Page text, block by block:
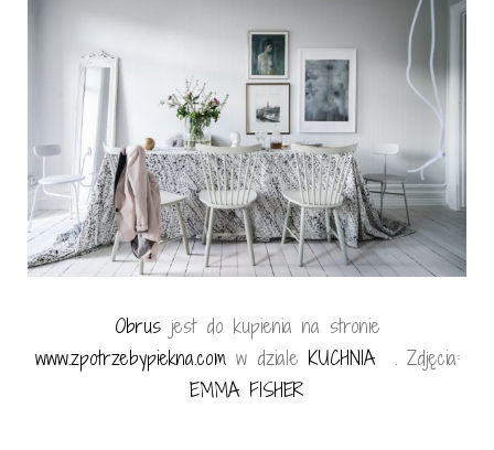
Obrusjest do kupienia na stronie
www.zpotrzebypiekna.comw dziale KUCHNIA. Zdjęcia:
EMMA FISHER